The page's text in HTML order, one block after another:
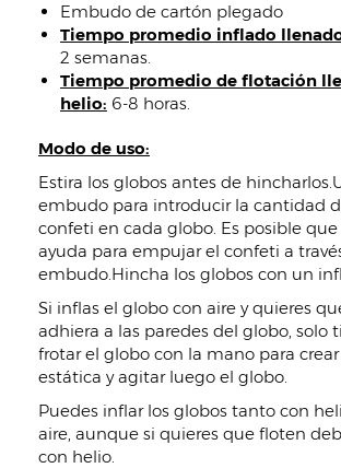
Embudo de cartón plegado
Tiempo promedio inflado
2 semanas.
Tiempo promedio de flotación
helio: 6-8 horas.
Modo de uso:
Estira los globos antes de
embudo para introducir la cantidad
confeti en cada globo. Es posible
ayuda para empujar el confeti a
embudo.Hincha los globos con un
Si inflas el globo con aire y quieres
adhiera a las paredes del globo, solo
frotar el globo con la mano para
estática y agitar luego el globo.
Puedes inflar los globos tanto con
aire, aunque si quieres que floten
con helio.